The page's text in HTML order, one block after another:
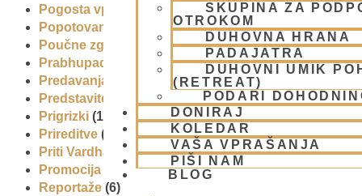
SKUPINA ZA
OTROKOM
DUHOVNA HRANA
PADAJATRA
DUHOVNI UMIK
(RETREAT)
PODARI
DONIRAJ
KOLEDAR
VAŠA VPRAŠANJA
PIŠI NAM
BLOG
Pogosta vprašanja
(2)
Popotovanja
Poučne zgodbe in nauki(8)
Prabhupadovi učenci in ostali(3)
Predavanja
Predstavitev
Prigrizki (1)
Prireditve (7)
Priti Vardhana das(1)
Promocija in izobrazevanje(3)
Reportaže (6)